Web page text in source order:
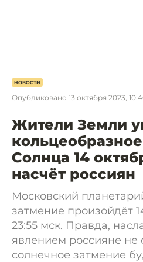
НОВОСТИ
Опубликовано 13 октября 2023,
Жители Земли
Солнца 14
насчёт россиян
Московский
затмение произойдёт
23:55 мск. Правда,
явлением россияне не
солнечное затмение